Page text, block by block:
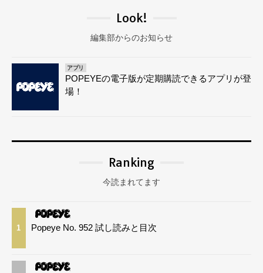
Look!
編集部からのお知らせ
アプリ
POPEYEの電子版が定期購読できるアプリが登
場！
Ranking
今読まれてます
1 Popeye No. 952 試し読みと目次